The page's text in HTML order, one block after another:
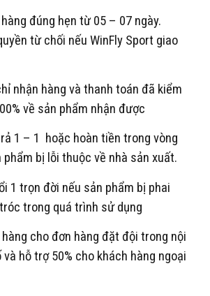
đúng hẹn từ 05 – 07 ngày.
từ chối nếu WinFly Sport giao
nhận hàng và thanh toán đã kiểm
về sản phẩm nhận được
1 – 1 hoặc hoàn tiền trong vòng
phẩm bị lỗi thuộc về nhà sản xuất.
1 trọn đời nếu sản phẩm bị phai
trong quá trình sử dụng
cho đơn hàng đặt đội trong nội
hỗ trợ 50% cho khách hàng ngoại